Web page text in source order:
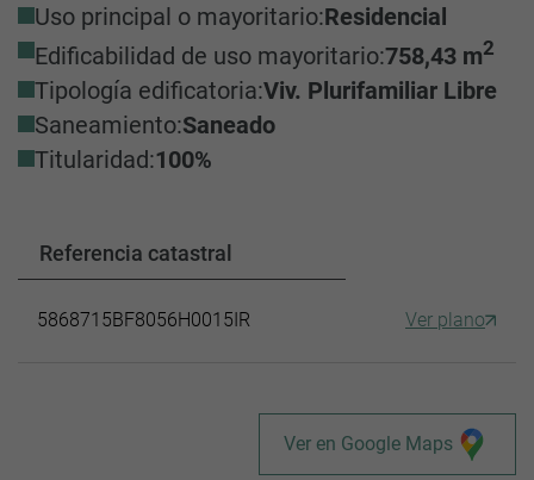
Uso principal o mayoritario:Residencial
Edificabilidad de uso mayoritario:758,43 m2
Tipología edificatoria:Viv. Plurifamiliar Libre
Saneamiento:Saneado
Titularidad:100%
Referencia catastral
5868715BF8056H0015IR Ver plano
Ver en Google Maps